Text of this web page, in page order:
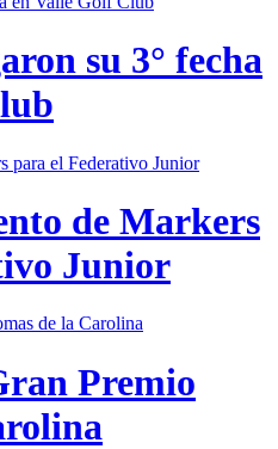
su 3° fecha
de Markers
Junior
Premio